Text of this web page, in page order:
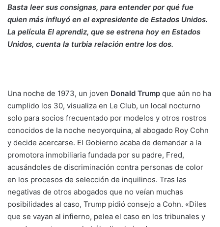
Basta leer sus consignas, para entender por qué fue
quien más influyó en el expresidente de Estados Unidos.
La película El aprendiz, que se estrena hoy en Estados
Unidos, cuenta la turbia relación entre los dos.
Una noche de 1973, un joven Donald Trump que aún no ha
cumplido los 30, visualiza en Le Club, un local nocturno
solo para socios frecuentado por modelos y otros rostros
conocidos de la noche neoyorquina, al abogado Roy Cohn
y decide acercarse. El Gobierno acaba de demandar a la
promotora inmobiliaria fundada por su padre, Fred,
acusándoles de discriminación contra personas de color
en los procesos de selección de inquilinos. Tras las
negativas de otros abogados que no veían muchas
posibilidades al caso, Trump pidió consejo a Cohn. «Diles
que se vayan al infierno, pelea el caso en los tribunales y